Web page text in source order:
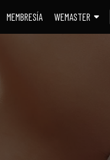
MEMBRESÍA WEMASTER